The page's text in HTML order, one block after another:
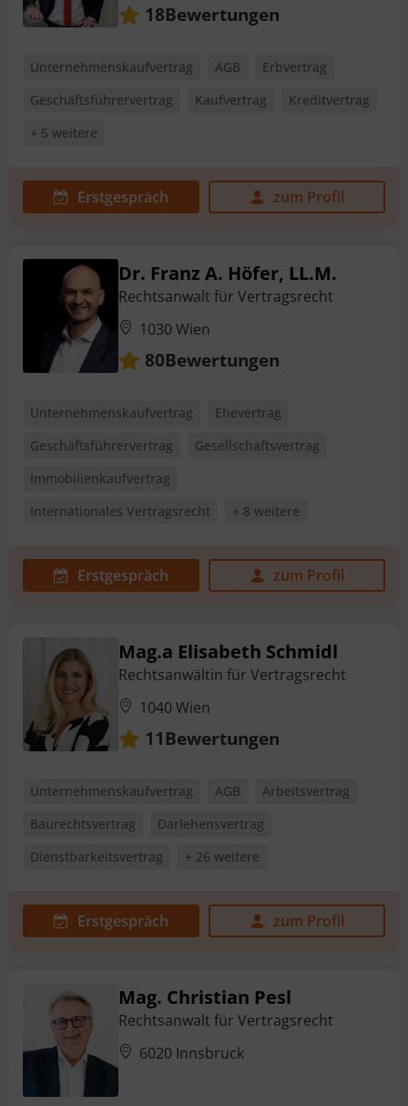
18Bewertungen
Unternehmenskaufvertrag AGB
Erbvertrag
Geschäftsführervertrag
Kaufvertrag
Kreditvertrag
+ 5 weitere
Erstgespräch zum Profil
Dr. Franz A. Höfer, LL.M.
Rechtsanwalt für Vertragsrecht
1030 Wien
80Bewertungen
Unternehmenskaufvertrag
Ehevertrag
Geschäftsführervertrag
Gesellschaftsvertrag
Immobilienkaufvertrag
Internationales Vertragsrecht
+ 8 weitere
Erstgespräch zum Profil
Mag.a Elisabeth Schmidl
Rechtsanwältin für Vertragsrecht
1040 Wien
11Bewertungen
Unternehmenskaufvertrag AGB
Arbeitsvertrag
Baurechtsvertrag
Darlehensvertrag
Dienstbarkeitsvertrag
+ 26 weitere
Erstgespräch zum Profil
Mag. Christian Pesl
Rechtsanwalt für Vertragsrecht
6020 Innsbruck